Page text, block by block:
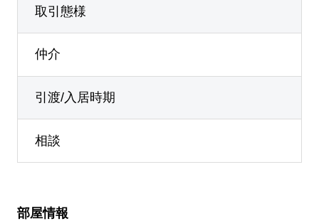
取引態様
仲介
引渡/入居時期
相談
部屋情報